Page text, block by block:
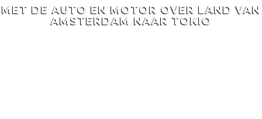
MET DE AUTO EN MOTOR OVER LAND VAN
AMSTERDAM NAAR TOKIO